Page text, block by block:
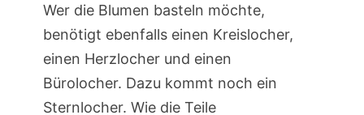
Wer die Blumen basteln möchte,
benötigt ebenfalls einen Kreislocher,
einen Herzlocher und einen
Bürolocher. Dazu kommt noch ein
Sternlocher. Wie die Teile